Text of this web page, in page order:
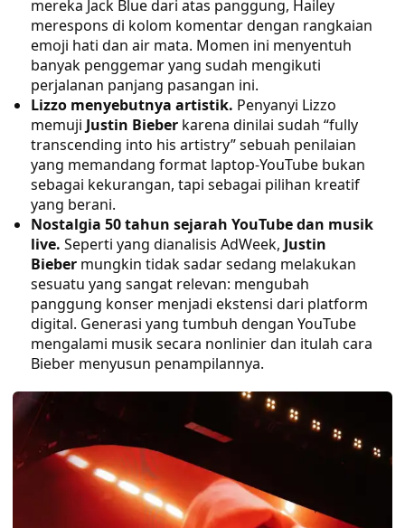
mereka Jack Blue dari atas panggung, Hailey
merespons di kolom komentar dengan rangkaian
emoji hati dan air mata. Momen ini menyentuh
banyak penggemar yang sudah mengikuti
perjalanan panjang pasangan ini.
Lizzo menyebutnya artistik. Penyanyi Lizzo
memuji Justin Bieber karena dinilai sudah “fully
transcending into his artistry” sebuah penilaian
yang memandang format laptop-YouTube bukan
sebagai kekurangan, tapi sebagai pilihan kreatif
yang berani.
Nostalgia 50 tahun sejarah YouTube dan musik
live. Seperti yang dianalisis AdWeek, Justin
Bieber mungkin tidak sadar sedang melakukan
sesuatu yang sangat relevan: mengubah
panggung konser menjadi ekstensi dari platform
digital. Generasi yang tumbuh dengan YouTube
mengalami musik secara nonlinier dan itulah cara
Bieber menyusun penampilannya.